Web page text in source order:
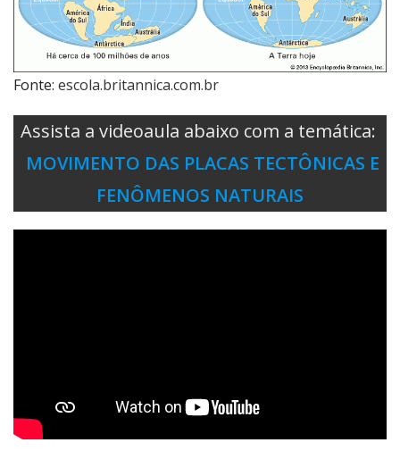
Fonte: escola.britannica.com.br
Assista a videoaula abaixo com a temática:
MOVIMENTO DAS PLACAS TECTÔNICAS E
FENÔMENOS NATURAIS